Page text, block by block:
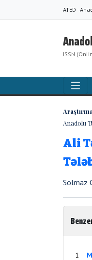
ATED -
ISSN
Anadolu
Ali
Solmaz
1